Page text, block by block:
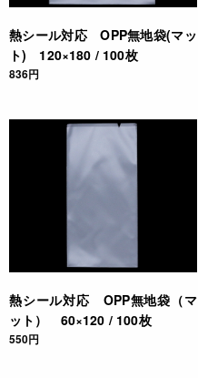
熱シール対応 OPP無地袋(マッ
ト) 120×180 / 100枚
836円
熱シール対応 OPP無地袋（マ
ット） 60×120 / 100枚
550円